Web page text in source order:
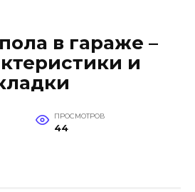
в гараже –
и
ПРОСМОТРОВ
44